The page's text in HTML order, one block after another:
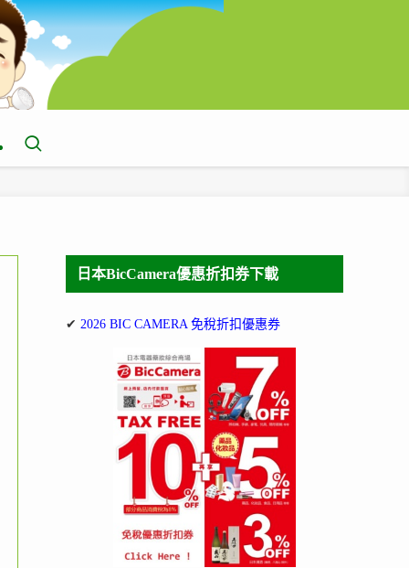
日本BicCamera優惠折扣券下載
✔ 2026 BIC CAMERA 免稅折扣優惠券